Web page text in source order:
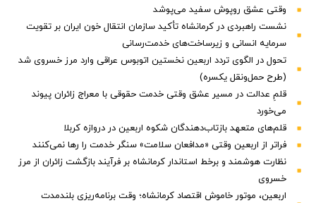
وقتی عشق روپوش سفید می‌پوشد
نشست راهبردی در کرمانشاه تأکید سازمان انتقال خون ایران بر تقویت
سرمایه انسانی و زیرساخت‌های خدمت‌رسانی
تحول در الگوی تردد اربعین نخستین اتوبوس عراقی وارد مرز خسروی شد
(طرح حمل‌ونقل یکسره)
قلمِ عدالت در مسیر عشق وقتی خدمت حقوقی با معراج زائران پیوند
می‌خورد
قلم‌های متعهد بازتاب‌دهندگان شکوه اربعین در دروازه کربلا
فراتر از اربعین وقتی «مدافعان سلامت» سنگر خدمت را رها نمی‌کنند
نظارت هوشمند و برخط استاندار کرمانشاه بر فرآیند بازگشت زائران از مرز
خسروی
اربعین، موتور خاموش اقتصاد کرمانشاه؛ وقت برنامه‌ریزی بلندمدت